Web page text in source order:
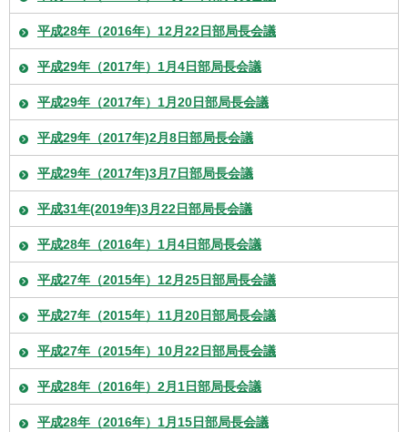
平成28年（2016年）12月22日部局長会議
平成29年（2017年）1月4日部局長会議
平成29年（2017年）1月20日部局長会議
平成29年（2017年)2月8日部局長会議
平成29年（2017年)3月7日部局長会議
平成31年(2019年)3月22日部局長会議
平成28年（2016年）1月4日部局長会議
平成27年（2015年）12月25日部局長会議
平成27年（2015年）11月20日部局長会議
平成27年（2015年）10月22日部局長会議
平成28年（2016年）2月1日部局長会議
平成28年（2016年）1月15日部局長会議